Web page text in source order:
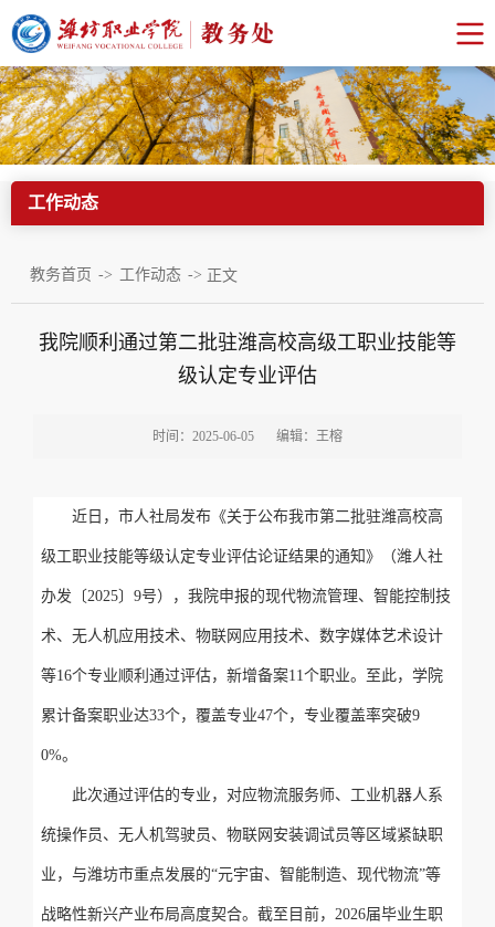
工作动态
教务首页 -> 工作动态 -> 正文
我院顺利通过第二批驻潍高校高级工职业技能等
级认定专业评估
时间：2025-06-05 编辑：王榕
近日，市人社局发布《关于公布我市第二批驻潍高校高
级工职业技能等级认定专业评估论证结果的通知》（潍人社
办发〔2025〕9号），我院申报的现代物流管理、智能控制技
术、无人机应用技术、物联网应用技术、数字媒体艺术设计
等16个专业顺利通过评估，新增备案11个职业。至此，学院
累计备案职业达33个，覆盖专业47个，专业覆盖率突破9
0%。
此次通过评估的专业，对应物流服务师、工业机器人系
统操作员、无人机驾驶员、物联网安装调试员等区域紧缺职
业，与潍坊市重点发展的“元宇宙、智能制造、现代物流”等
战略性新兴产业布局高度契合。截至目前，2026届毕业生职